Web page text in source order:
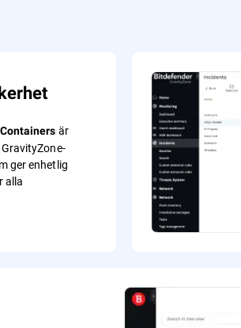
är
ger enhetlig
alla